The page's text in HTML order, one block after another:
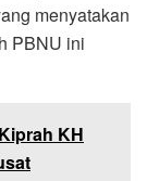
menyatakan
PBNU ini
KH